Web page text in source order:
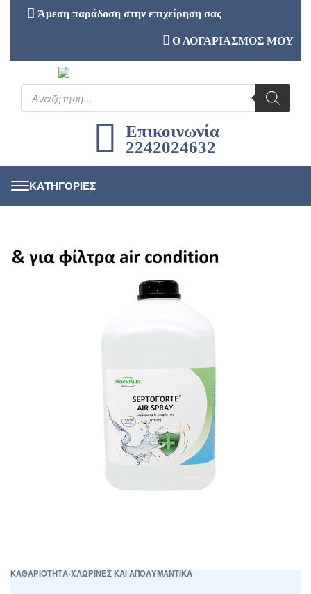
Άμεση παράδοση στην επιχείρηση σας
Ο ΛΟΓΑΡΙΑΣΜΟΣ ΜΟΥ
Επικοινωνία
2242024632
ΚΑΘΑΡΙΟΤΗΤΑ›ΧΛΩΡΙΝΕΣ ΚΑΙ ΑΠΟΛΥΜΑΝΤΙΚΑ